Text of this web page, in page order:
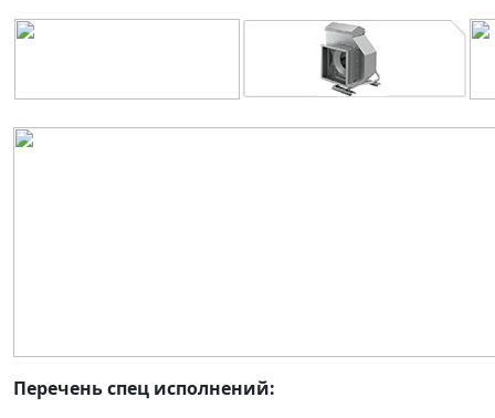
Перечень спец исполнений: